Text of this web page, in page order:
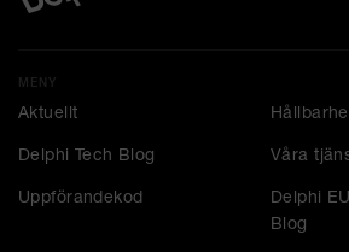
MENY
Aktuellt
Delphi Tech Blog Våra
Uppförandekod
Delphi
Blog